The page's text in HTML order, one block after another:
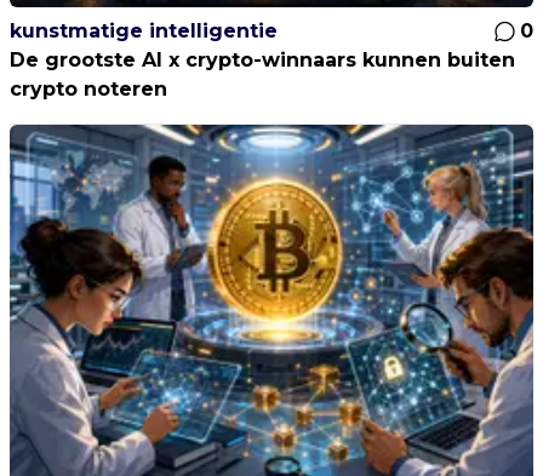
kunstmatige intelligentie
0
De grootste AI x crypto-winnaars kunnen buiten
crypto noteren